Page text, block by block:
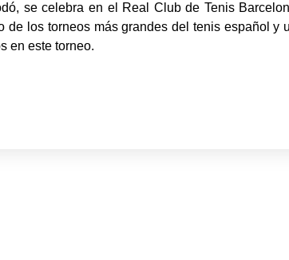
se celebra en el Real Club de Tenis
los torneos más grandes del tenis español y
en este torneo.